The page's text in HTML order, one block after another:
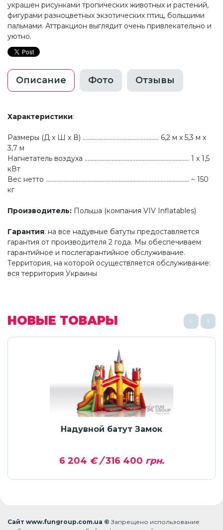
украшен рисунками тропических животных и растений,
фигурами разноцветных экзотических птиц, большими
пальмами. Аттракцион выглядит очень привлекательно и
уютно.
Описание Фото Отзывы
Характеристики:
Размеры (Д x Ш x В) ................................................... 6,2 м х 5,3 м x
3,7 м
Нагнетатель воздуха ...................................................................... 1 х 1,5
кВт
Вес нетто ................................................................................................ ~ 150
кг
Производитель: Польша (компания VIV Inflatables)
Гарантия: на все надувные батуты предоставляется
гарантия от производителя 2 года. Мы обеспечиваем
гарантийное и послегарантийное обслуживание.
Территория, на которой осуществляется обслуживание:
вся территория Украины
НОВЫЕ ТОВАРЫ
Надувной батут Замок
6 204 € /316 400 грн.
Сайт www.fungroup.com.ua ©Запрещено использование